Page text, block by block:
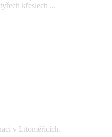
křeslech ...
v Litoměřicích.